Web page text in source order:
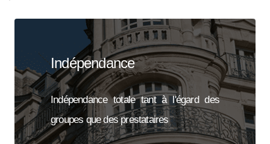
Indépendance
Indépendance totale tant à l'égard des
groupes que des prestataires